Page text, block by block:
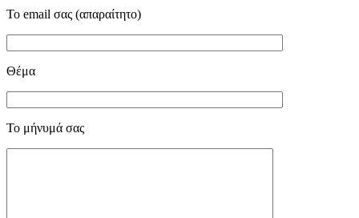
Το email σας (απαραίτητο)
Θέμα
Το μήνυμά σας